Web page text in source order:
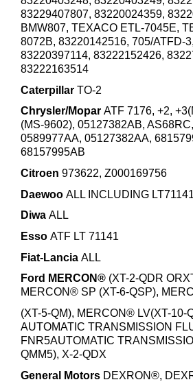
83229407807, 83220024359,
BMW807, TEXACO ETL-7045E,
8072B, 83220142516, 705/ATFD-
83220397114, 83222152426,
83222163514
Caterpillar TO-2
Chrysler/Mopar ATF 7176, +2,
(MS-9602), 05127382AB,
0589977AA, 05127382AA,
68157995AB
Citroen 973622, Z000169756
Daewoo ALL INCLUDING LT71141
Diwa ALL
Esso ATF LT 71141
Fiat-Lancia ALL
Ford MERCON® (XT-2-QDR
MERCON® SP (XT-6-QSP),
(XT-5-QM), MERCON® LV(XT-10-
AUTOMATIC TRANSMISSION
FNR5AUTOMATIC
QMM5), X-2-QDX
General Motors DEXRON®,